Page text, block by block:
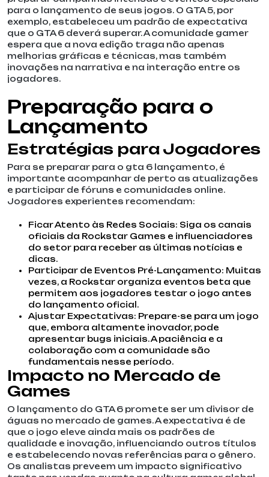
para o lançamento de seus jogos. O GTA 5, por
exemplo, estabeleceu um padrão de expectativa
que o GTA 6 deverá superar. A comunidade gamer
espera que a nova edição traga não apenas
melhorias gráficas e técnicas, mas também
inovações na narrativa e na interação entre os
jogadores.
Preparação para o
Lançamento
Estratégias para Jogadores
Para se preparar para o gta 6 lançamento, é
importante acompanhar de perto as atualizações
e participar de fóruns e comunidades online.
Jogadores experientes recomendam:
Ficar Atento às Redes Sociais: Siga os canais
oficiais da Rockstar Games e influenciadores
do setor para receber as últimas notícias e
dicas.
Participar de Eventos Pré-Lançamento: Muitas
vezes, a Rockstar organiza eventos beta que
permitem aos jogadores testar o jogo antes
do lançamento oficial.
Ajustar Expectativas: Prepare-se para um jogo
que, embora altamente inovador, pode
apresentar bugs iniciais. A paciência e a
colaboração com a comunidade são
fundamentais nesse período.
Impacto no Mercado de
Games
O lançamento do GTA 6 promete ser um divisor de
águas no mercado de games. A expectativa é de
que o jogo eleve ainda mais os padrões de
qualidade e inovação, influenciando outros títulos
e estabelecendo novas referências para o gênero.
Os analistas preveem um impacto significativo